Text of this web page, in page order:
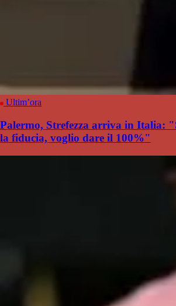
Ultim’ora
Palermo, Strefezza arriva in Italia:
la fiducia, voglio dare il 100%"